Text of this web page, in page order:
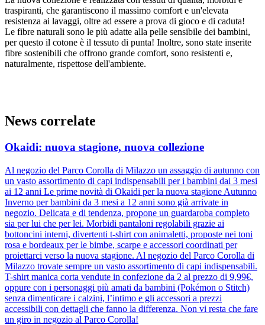
traspiranti, che garantiscono il massimo comfort e un'elevata
resistenza ai lavaggi, oltre ad essere a prova di gioco e di caduta!
Le fibre naturali sono le più adatte alla pelle sensibile dei bambini,
per questo il cotone è il tessuto di punta! Inoltre, sono state inserite
fibre sostenibili che offrono grande comfort, sono resistenti e,
naturalmente, rispettose dell'ambiente.
News correlate
Okaidi: nuova stagione, nuova collezione
Al negozio del Parco Corolla di Milazzo un assaggio di autunno con
un vasto assortimento di capi indispensabili per i bambini dai 3 mesi
ai 12 anni Le prime novità di Okaidi per la nuova stagione Autunno
Inverno per bambini da 3 mesi a 12 anni sono già arrivate in
negozio. Delicata e di tendenza, propone un guardaroba completo
sia per lui che per lei. Morbidi pantaloni regolabili grazie ai
bottoncini interni, divertenti t-shirt con animaletti, proposte nei toni
rosa e bordeaux per le bimbe, scarpe e accessori coordinati per
proiettarci verso la nuova stagione. Al negozio del Parco Corolla di
Milazzo trovate sempre un vasto assortimento di capi indispensabili.
T-shirt manica corta vendute in confezione da 2 al prezzo di 9,99€,
oppure con i personaggi più amati da bambini (Pokémon o Stitch)
senza dimenticare i calzini, l’intimo e gli accessori a prezzi
accessibili con dettagli che fanno la differenza. Non vi resta che fare
un giro in negozio al Parco Corolla!